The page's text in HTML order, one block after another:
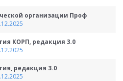
организации Проф
КОРП, редакция 3.0
редакция 3.0